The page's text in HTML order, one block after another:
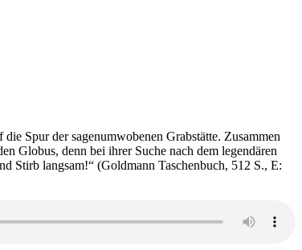
Spur der sagenumwobenen Grabstätte. Zusammen
Globus, denn bei ihrer Suche nach dem legendären
Stirb langsam!“ (Goldmann Taschenbuch, 512 S., E: